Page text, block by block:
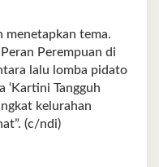
menetapkan tema.
Perempuan di
lalu lomba pidato
‘Kartini Tangguh
kelurahan
(c/ndi)